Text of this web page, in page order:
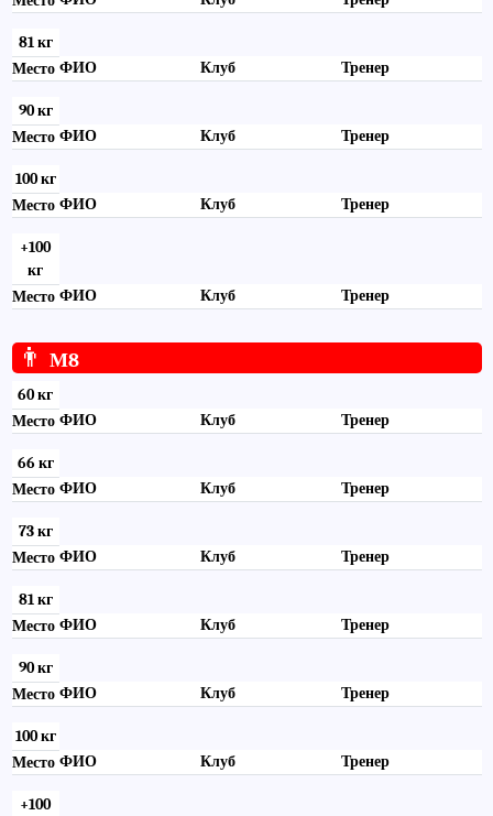
81 кг
Место ФИО Клуб Тренер
90 кг
Место ФИО Клуб Тренер
100 кг
Место ФИО Клуб Тренер
+100
кг
Место ФИО Клуб Тренер
👨 М8
60 кг
Место ФИО Клуб Тренер
66 кг
Место ФИО Клуб Тренер
73 кг
Место ФИО Клуб Тренер
81 кг
Место ФИО Клуб Тренер
90 кг
Место ФИО Клуб Тренер
100 кг
Место ФИО Клуб Тренер
+100